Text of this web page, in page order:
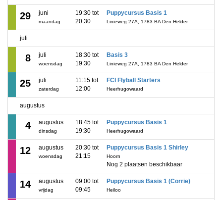
29 juni
maandag
19:30 tot
20:30
Puppycursus Basis 1
Linieweg 27A, 1783 BA Den Helder
juli
8 juli
woensdag
18:30 tot
19:30
Basis 3
Linieweg 27A, 1783 BA Den Helder
25 juli
zaterdag
11:15 tot
12:00
FCI Flyball Starters
Heerhugowaard
augustus
4 augustus
dinsdag
18:45 tot
19:30
Puppycursus Basis 1
Heerhugowaard
12 augustus
woensdag
20:30 tot
21:15
Puppycursus Basis 1 Shirley
Hoorn
Nog 2 plaatsen beschikbaar
14 augustus
vrijdag
09:00 tot
09:45
Puppycursus Basis 1 (Corrie)
Heiloo